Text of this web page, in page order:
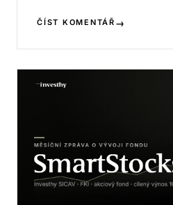
ČÍST KOMENTÁŘ →